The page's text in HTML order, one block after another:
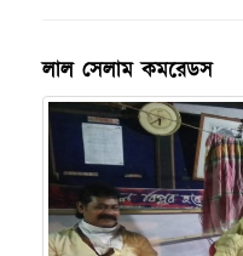
লাল সেলাম কমরেডস